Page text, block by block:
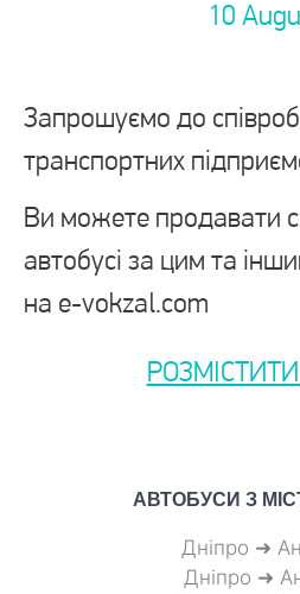
10
Запрошуємо до
транспортних
Ви можете продавати
автобусі за цим та
на e-vokzal.com
АВТОБУСИ З
Дніпро ➜
Дніпро ➜